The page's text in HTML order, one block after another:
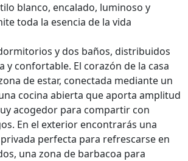
blanco, encalado, luminoso y
toda la esencia de la vida
y dos baños, distribuidos
y confortable. El corazón de la casa
de estar, conectada mediante un
cocina abierta que aporta amplitud
acogedor para compartir con
En el exterior encontrarás una
perfecta para refrescarse en
una zona de barbacoa para